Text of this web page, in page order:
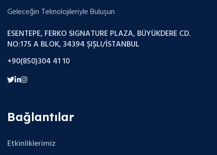
Geleceğin Teknolojileriyle Buluşun
ESENTEPE, FERKO SIGNATURE PLAZA, BÜYÜKDERE CD.
NO:175 A BLOK, 34394 ŞIŞLI/İSTANBUL
+90(850)304 41 10
Bağlantılar
Etkinliklerimiz